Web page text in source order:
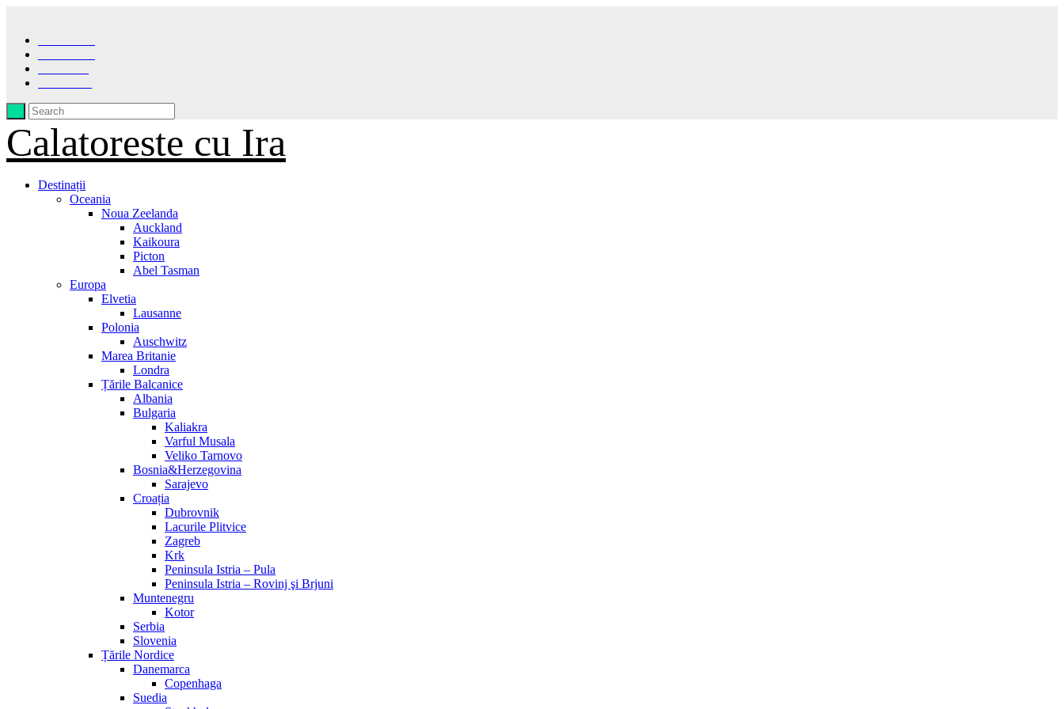
Calatoreste cu Ira
Destinații
Oceania
Noua Zeelanda
Auckland
Kaikoura
Picton
Abel Tasman
Europa
Elvetia
Lausanne
Polonia
Auschwitz
Marea Britanie
Londra
Țările Balcanice
Albania
Bulgaria
Kaliakra
Varful Musala
Veliko Tarnovo
Bosnia&Herzegovina
Sarajevo
Croația
Dubrovnik
Lacurile Plitvice
Zagreb
Krk
Peninsula Istria – Pula
Peninsula Istria – Rovinj şi Brjuni
Muntenegru
Kotor
Serbia
Slovenia
Țările Nordice
Danemarca
Copenhaga
Suedia